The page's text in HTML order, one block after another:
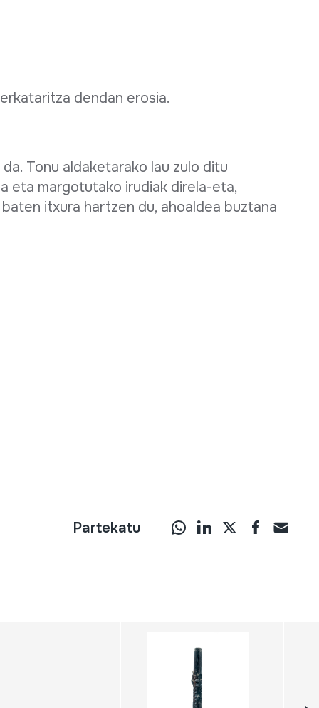
dendan erosia.
Tonu aldaketarako lau zulo ditu
eta margotutako irudiak direla-eta,
itxura hartzen du, ahoaldea buztana
Partekatu